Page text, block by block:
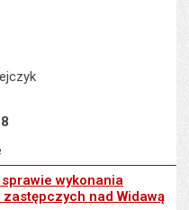
wykonania nasadzeń
wykonania
nad Widawą